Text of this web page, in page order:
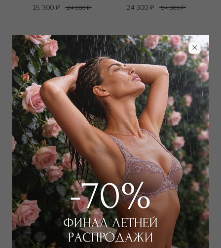
15 300 ₽ 24 000₽ 24 300 ₽ 54 000₽
LEAH
Платье
23 400 ₽ 52 000₽
DAVID
Платье
10 800₽ 17 000 ₽